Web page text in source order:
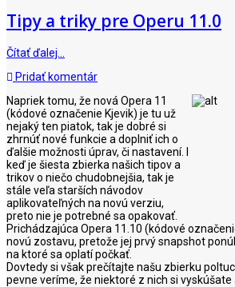
Tipy a triky pre Operu 11.0
Čítať ďalej…
Pridať komentár
Napriek tomu, že nová Opera 11
(kódové označenie Kjevik) je tu už
nejaký ten piatok, tak je dobré si
zhrnúť nové funkcie a doplniť ich o
ďalšie možnosti úprav, či nastavení. I
keď je šiesta zbierka našich tipov a
trikov o niečo chudobnejšia, tak je
stále veľa starších návodov
aplikovateľných na novú verziu,
preto nie je potrebné sa opakovať.
Prichádzajúca Opera 11.10 (kódové
novú zostavu, pretože jej prvý snapshot
na ktoré sa oplatí počkať.
Dovtedy si však prečítajte našu zbierku
pevne veríme, že niektoré z nich si vyskúšate